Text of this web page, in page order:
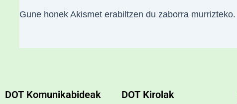
Gune honek Akismet erabiltzen du zaborra murrizteko.
DOT Komunikabideak DOT Kirolak